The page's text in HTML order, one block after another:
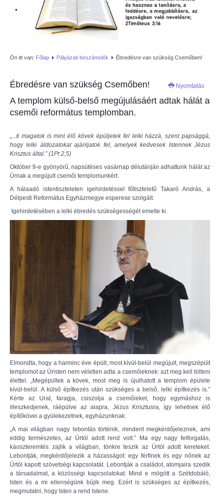
CEGLÉDI REFORMÁTUS ÁLTALÁNOS
ISKOLA ÉS ÓVODA
SZERETETSZOLGÁLAT
ISKOLAGYÜMÖLCS PÁLYÁZAT
"KŐRÖSTETÉTLENI ÚJ TORNATEREM
ÉPÍTÉSE" PÁLYÁZAT
Ön itt van: Főlap Pályázati beszámolók Ébredésre van szükség Csemőben!
Nyomtatás
Ébredésre van szükség Csemőben!
A templom külső-belső megújulásáért adtak hálát a
csemői református templomban.
ti magatok is mint élő kövek épüljetek fel lelki házzá, szent papsággá,
hogy lelki áldozatokat ajánljatok fel, amelyek kedvesek Istennek Jézus
Krisztus által.” (1Pt 2,5)
Október 9-e gyönyörű, napsütéses vasárnap délutánján adhattunk hálát az
Úrnak a megújult csemői templomunkért.
A hálaadó istentiszteleten igehirdetéssel főtiszteletű Takaró András, a
Délpesti Református Egyházmegye esperese szolgált.
Igehirdetésében a lelki ébredés szükségességét emelte ki.
Elmondta, hogy a harminc éve épült, most kívül-belül megújult, megszépült
templomot az Úristen nem véletlen adta a csemőieknek: azt meg kell tölteni
élettel. „Megépültek a kövek, most meg is újulhatott a templom épülete
kívül-belül. A külső építkezés után szükséges a belső, lelki építkezés is.”
Kérte az Urat, faragja, csiszolja a csemőieket, hogy egymáshoz is
illeszkedjenek, ráépülve az alapra, Jézus Krisztusra, így lehetnek élő
építőkövei a gyülekezetnek, egyházunknak.
„A mai világban nagy lebontás történik, mindent megkérdőjeleznek, ami
eddig természetes, az Úrtól adott rend volt.” Ma egy nagy felforgatás,
káoszteremtés zajlik a világban, tönkre teszik az Úrtól adott kereteket.
Lebontják, megkérdőjelezik a házasságot: egy férfinek és egy nőnek az
Úrtól kapott szövetségi kapcsolatát. Lebontják a családot, atomjaira szedik
a társadalmat, a közösségi kapcsolatokat. Mind e mögött a Szétdobáló,
Isten és a mi ellenségünk bújik meg. Ezért is szükséges az építkezés,
megmutatni, hogy Isten a rend Istene.